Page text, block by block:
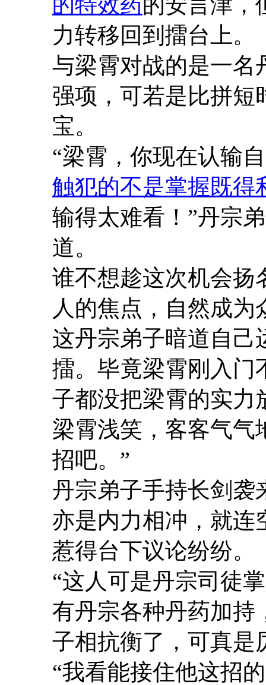
力转移回到擂台上。
与梁霄对战的是一名
强项，可若是比拼短
宝。
“梁霄，你现在认输
触犯的不是掌握既得
输得太难看！”丹宗
道。
谁不想趁这次机会扬
人的焦点，自然成为
这丹宗弟子暗道自己
擂。毕竟梁霄刚入门
子都没把梁霄的实力
梁霄浅笑，客客气气
招吧。”
丹宗弟子手持长剑袭
亦是内力相冲，就连
惹得台下议论纷纷。
“这人可是丹宗司徒
有丹宗各种丹药加持
子相抗衡了，可真是
“我看能接住他这招